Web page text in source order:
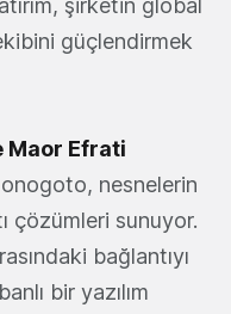
şirketin global
güçlendirmek
Maor Efrati
nesnelerin
çözümleri sunuyor.
bağlantıyı
bir yazılım